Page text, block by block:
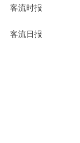
客流时报
客流日报